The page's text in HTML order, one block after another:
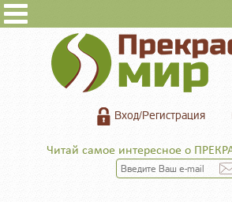
Вход/Регистрация
Читай самое интересное о